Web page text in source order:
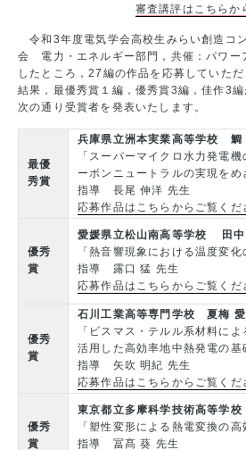
審査講評はこちらか
令和3年度電気学会高校生みらい創造コ
会 電力・エネルギー部門，共催：パワー
したところ，27編の作品を応募していた
結果，最優秀賞１編，優秀賞3編，佳作3編
次の通り受賞者を発表いたします。
最優
秀賞
兵庫県立洲本実業高等学校 鯛
「スーパーマイクロ水力発電
ーボンニュートラルの実現をめ
指導 長尾 伸洋 先生
応募作品はこちらからご覧くだ
優秀
賞
愛媛県立松山南高等学校 田中
「熱音響現象における温度変化
指導 露口 猛 先生
応募作品はこちらからご覧くだ
優秀
賞
石川工業高等専門学校 夏梅
「ビスマス・テルル系材料に
活用した高効率地中熱発電の基
指導 矢吹 明紀 先生
応募作品はこちらからご覧くだ
優秀
賞
東京都立多摩科学技術高等学
「塑性変形による熱電変換の高
指導 冨髙 葵 先生